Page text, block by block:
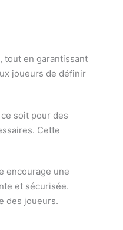
tout en garantissant
joueurs de définir
soit pour des
Cette
encourage une
et sécurisée.
des joueurs.